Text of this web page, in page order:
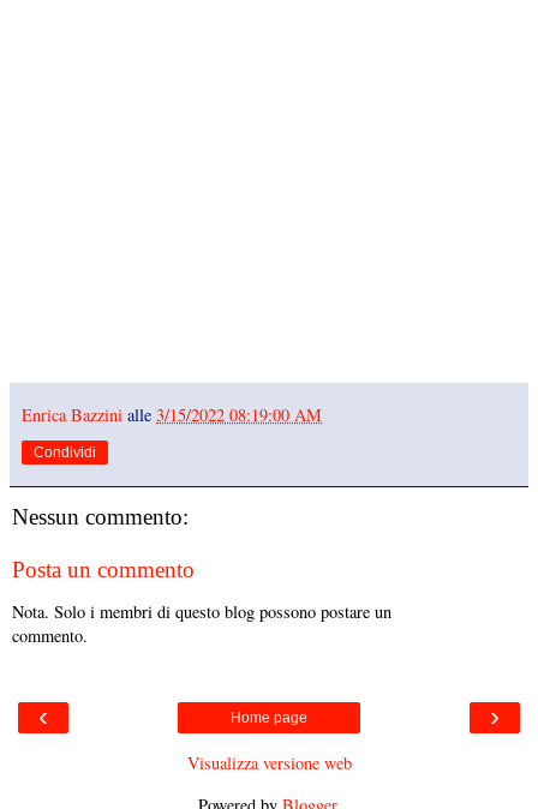
Enrica Bazzini alle 3/15/2022 08:19:00 AM
Condividi
Nessun commento:
Posta un commento
Nota. Solo i membri di questo blog possono postare un
commento.
‹ ›
Home page
Visualizza versione web
Powered by Blogger.